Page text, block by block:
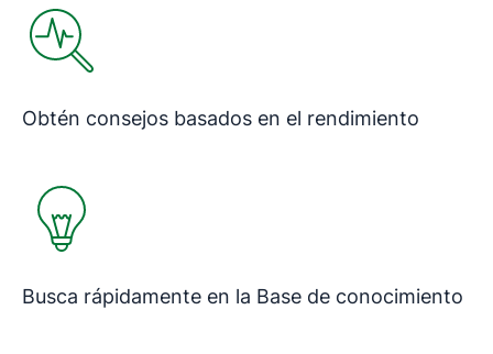
Obtén consejos basados ​​en el rendimiento
Busca rápidamente en la Base de conocimiento